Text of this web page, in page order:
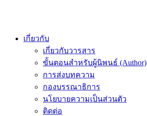
เกี่ยวกับ
เกี่ยวกับวารสาร
ขั้นตอนสำหรับผู้นิพนธ์ (Author)
การส่งบทความ
กองบรรณาธิการ
นโยบายความเป็นส่วนตัว
ติดต่อ